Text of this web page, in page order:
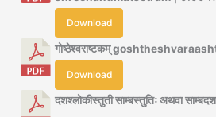
Download
गोष्ठेश्वराष्टकम्
Download
दशश्लोकीस्तुती साम्बस्तुतिः अथवा